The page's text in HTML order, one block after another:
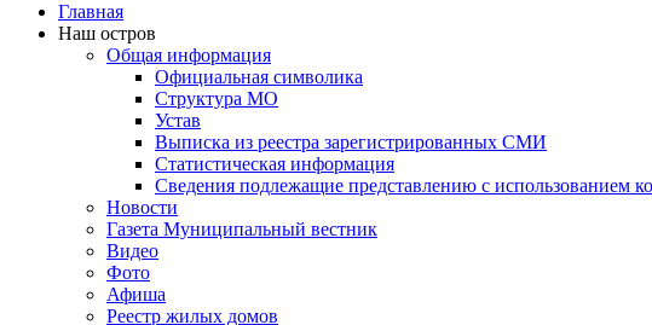
Главная
Наш остров
Общая информация
Официальная символика
Структура МО
Устав
Выписка из реестра зарегистрированных СМИ
Статистическая информация
Сведения подлежащие представлению с использованием
Новости
Газета Муниципальный вестник
Видео
Фото
Афиша
Реестр жилых домов